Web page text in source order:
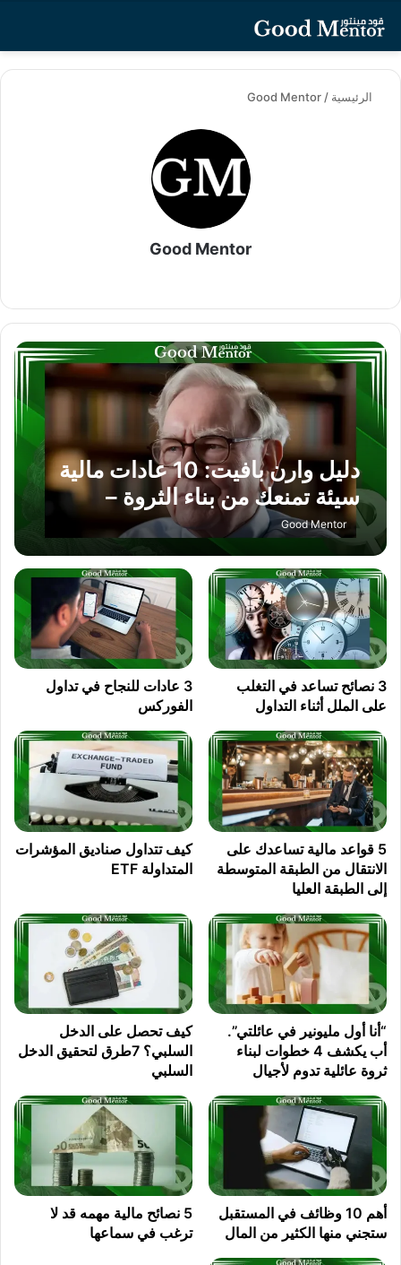
الرئيسية /
Good Mentor
Good Mentor
دليل وارن بافيت: 10 عادات مالية
سيئة تمنعك من بناء الثروة –
وكيفية التخلص منها
Good Mentor
3 نصائح تساعد في التغلب
على الملل أثناء التداول
3 عادات للنجاح في تداول
الفوركس
5 قواعد مالية تساعدك على
الانتقال من الطبقة المتوسطة
إلى الطبقة العليا
كيف تتداول صناديق المؤشرات
المتداولة ETF
“أنا أول مليونير في عائلتي”.
أب يكشف 4 خطوات لبناء
ثروة عائلية تدوم لأجيال
كيف تحصل على الدخل
السلبي؟ 7طرق لتحقيق الدخل
السلبي
أهم 10 وظائف في المستقبل
ستجني منها الكثير من المال
5 نصائح مالية مهمه قد لا
ترغب في سماعها